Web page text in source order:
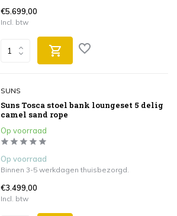
€5.699,00
Incl. btw
SUNS
Suns Tosca stoel bank loungeset 5 delig
camel sand rope
Op voorraad
Op voorraad
Binnen 3-5 werkdagen thuisbezorgd.
€3.499,00
Incl. btw